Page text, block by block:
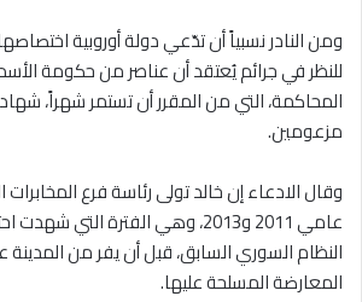
ومن النادر نسبياً أن تدّعي دولة أوروبية
للنظر في جرائم يُعتقد أن عناصر من حكومة
المحاكمة، التي من المقرر أن تستمر شهراً،
مزعومين.
وقال الادعاء إن خالد تولى رئاسة فرع
عامي 2011 و2013، وهي الفترة
النظام السوري السابق، قبل أن يفر من
المعارضة المسلحة عليها.